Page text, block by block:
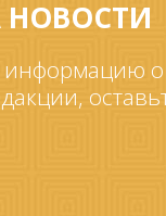
НОВОСТИ
информацию